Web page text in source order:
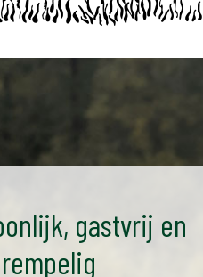
gastvrij en